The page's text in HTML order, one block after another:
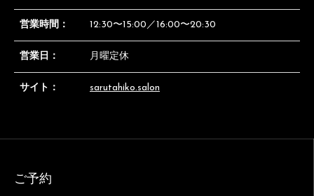
営業時間： 12:30〜15:00／16:00〜20:30
営業日： 月曜定休
サイト： sarutahiko.salon
ご予約